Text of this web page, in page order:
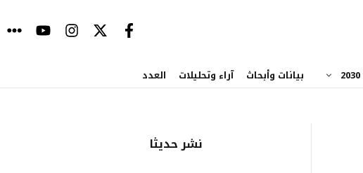
بيانات وأبحاث آراء وتحليلات العدد
نشر حديثا